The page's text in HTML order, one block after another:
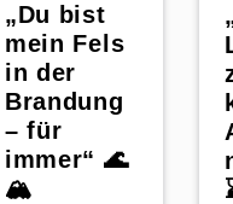
„Du bist
mein Fels
in der
Brandung
– für
immer“ 🌊
🏔️